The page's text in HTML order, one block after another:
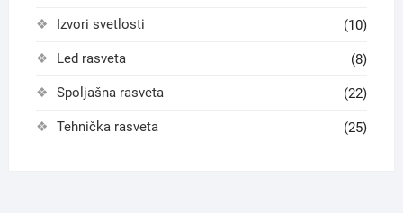
Izvori svetlosti (10)
Led rasveta (8)
Spoljašna rasveta (22)
Tehnička rasveta (25)